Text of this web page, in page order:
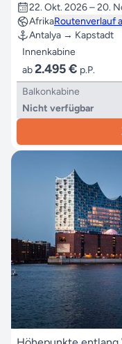
22. Okt. 2026 – 20.
AfrikaRoutenverlauf
Antalya → Kapstadt
Innenkabine
ab2.495 € p.P.
Balkonkabine
Nicht verfügbar